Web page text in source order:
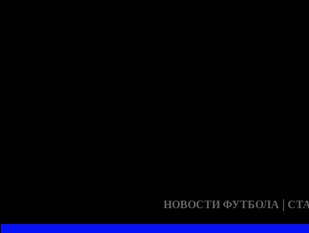
НОВОСТИ ФУТБОЛА |